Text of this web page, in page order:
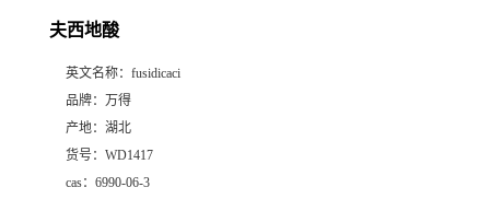
夫西地酸
英文名称： fusidicaci
品牌： 万得
产地： 湖北
货号： WD1417
cas： 6990-06-3